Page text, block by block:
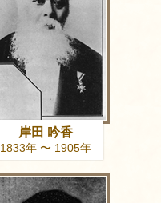
岸田 吟香
1833年 〜 1905年